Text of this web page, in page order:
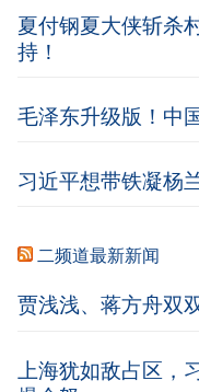
夏付钢夏大侠斩杀
持！
毛泽东升级版！中
习近平想带铁凝杨
二频道最新新闻
贾浅浅、蒋方舟双
上海犹如敌占区，